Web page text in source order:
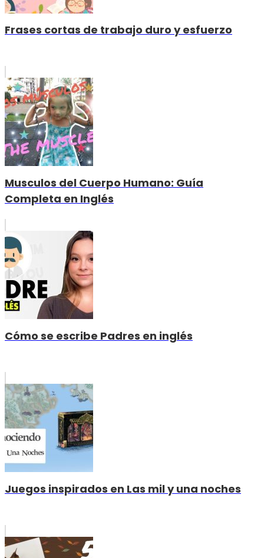
Frases cortas de trabajo duro y esfuerzo
Musculos del Cuerpo Humano: Guía
Completa en Inglés
Cómo se escribe Padres en inglés
Juegos inspirados en Las mil y una noches